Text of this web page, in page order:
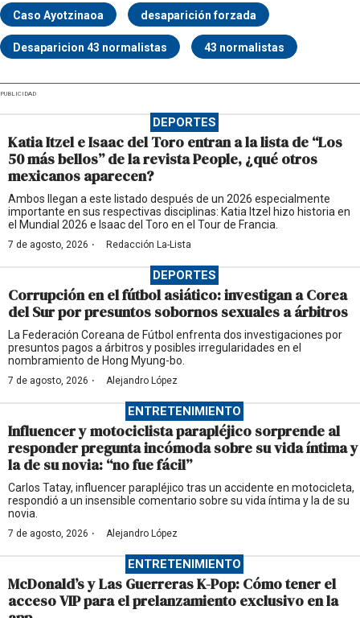
Caso Ayotzinaoa desaparición forzada
Desaparicion 43 normalistas 43 normalistas
PUBLICIDAD
DEPORTES
Katia Itzel e Isaac del Toro entran a la lista de “Los
50 más bellos” de la revista People, ¿qué otros
mexicanos aparecen?
Ambos llegan a este listado después de un 2026 especialmente
importante en sus respectivas disciplinas: Katia Itzel hizo historia en
el Mundial 2026 e Isaac del Toro en el Tour de Francia.
7 de agosto, 2026 · Redacción La-Lista
DEPORTES
Corrupción en el fútbol asiático: investigan a Corea
del Sur por presuntos sobornos sexuales a árbitros
La Federación Coreana de Fútbol enfrenta dos investigaciones por
presuntos pagos a árbitros y posibles irregularidades en el
nombramiento de Hong Myung-bo.
7 de agosto, 2026 · Alejandro López
ENTRETENIMIENTO
Influencer y motociclista parapléjico sorprende al
responder pregunta incómoda sobre su vida íntima y
la de su novia: “no fue fácil”
Carlos Tatay, influencer parapléjico tras un accidente en motocicleta,
respondió a un insensible comentario sobre su vida íntima y la de su
novia.
7 de agosto, 2026 · Alejandro López
ENTRETENIMIENTO
McDonald’s y Las Guerreras K-Pop: Cómo tener el
acceso VIP para el prelanzamiento exclusivo en la